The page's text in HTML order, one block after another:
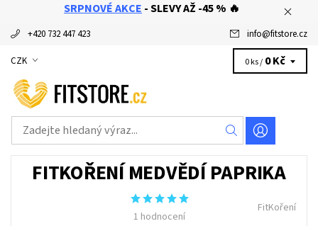
SRPNOVÉ AKCE - SLEVY AŽ -45 % 🔥
+420 732 447 423 info@fitstore.cz
CZK 0 ks / 0 Kč
FITKOŘENÍ MEDVĚDÍ PAPRIKA
1 hodnocení
FitKoření